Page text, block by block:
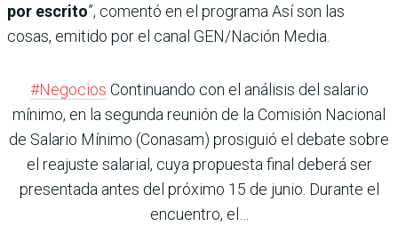
por escrito”, comentó en el programa Así son las
cosas, emitido por el canal GEN/Nación Media.
#Negocios Continuando con el análisis del salario
mínimo, en la segunda reunión de la Comisión Nacional
de Salario Mínimo (Conasam) prosiguió el debate sobre
el reajuste salarial, cuya propuesta final deberá ser
presentada antes del próximo 15 de junio. Durante el
encuentro, el…